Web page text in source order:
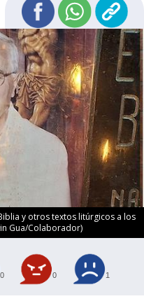
y otros textos litúrgicos a los
Gua/Colaborador)
0 0 1